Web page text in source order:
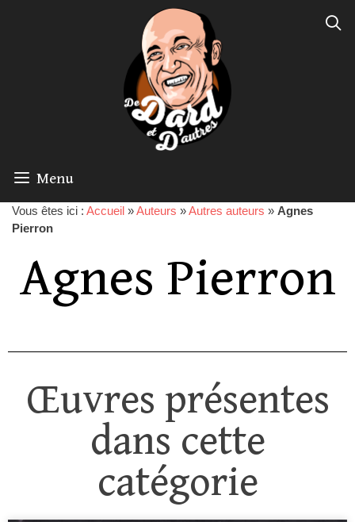
Menu
Vous êtes ici : Accueil »Auteurs »Autres auteurs » Agnes
Pierron
Agnes Pierron
Œuvres présentes
dans cette
catégorie